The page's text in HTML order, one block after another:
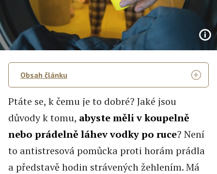
Obsah článku
Ptáte se, k čemu je to dobré? Jaké jsou
důvody k tomu, abyste měli v koupelně
nebo prádelně láhev vodky po ruce? Není
to antistresová pomůcka proti horám prádla
a představě hodin strávených žehlením. Má